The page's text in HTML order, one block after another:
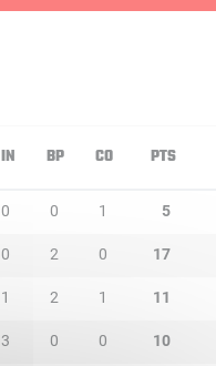
IN BP CO PTS
0 0 1 5
0 2 0 17
1 2 1 11
3 0 0 10